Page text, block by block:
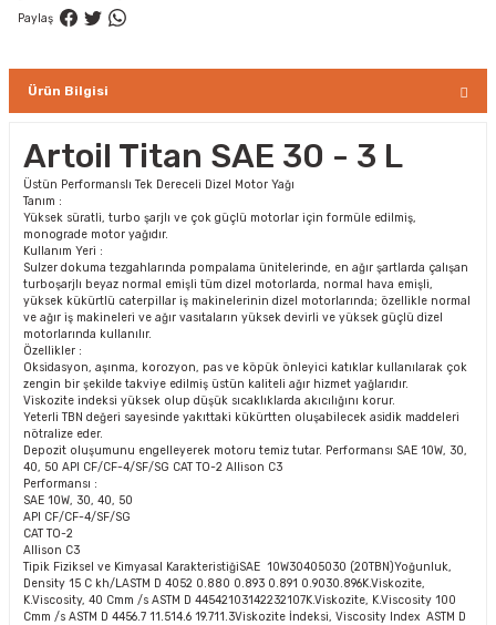
Paylaş
Ürün Bilgisi
Artoil Titan SAE 30 - 3 L
Üstün Performanslı Tek Dereceli Dizel Motor Yağı
Tanım :
Yüksek süratli, turbo şarjlı ve çok güçlü motorlar için formüle edilmiş,
monograde motor yağıdır.
Kullanım Yeri :
Sulzer dokuma tezgahlarında pompalama ünitelerinde, en ağır şartlarda çalışan
turboşarjlı beyaz normal emişli tüm dizel motorlarda, normal hava emişli,
yüksek kükürtlü caterpillar iş makinelerinin dizel motorlarında; özellikle normal
ve ağır iş makineleri ve ağır vasıtaların yüksek devirli ve yüksek güçlü dizel
motorlarında kullanılır.
Özellikler :
Oksidasyon, aşınma, korozyon, pas ve köpük önleyici katıklar kullanılarak çok
zengin bir şekilde takviye edilmiş üstün kaliteli ağır hizmet yağlarıdır.
Viskozite indeksi yüksek olup düşük sıcaklıklarda akıcılığını korur.
Yeterli TBN değeri sayesinde yakıttaki kükürtten oluşabilecek asidik maddeleri
nötralize eder.
Depozit oluşumunu engelleyerek motoru temiz tutar. Performansı SAE 10W, 30,
40, 50 API CF/CF-4/SF/SG CAT TO-2 Allison C3
Performansı :
SAE 10W, 30, 40, 50
API CF/CF-4/SF/SG
CAT TO-2
Allison C3
Tipik Fiziksel ve Kimyasal KarakteristiğiSAE 10W30405030 (20TBN)Yoğunluk,
Density 15 C kh/LASTM D 4052 0.880 0.893 0.891 0.9030.896K.Viskozite,
K.Viscosity, 40 Cmm /s ASTM D 44542103142232107K.Viskozite, K.Viscosity 100
Cmm /s ASTM D 4456.7 11.514.6 19.711.3Viskozite İndeksi, Viscosity Index ASTM D